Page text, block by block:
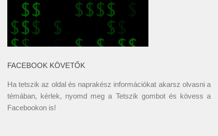
FACEBOOK KÖVETŐK
Ha tetszik az oldal és naprakész információkat akarsz olvasni a
témában, kérlek, nyomd meg a Tetszik gombot és kövess a
Facebookon is!